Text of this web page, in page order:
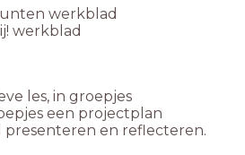
werkblad
werkblad
les, in groepjes
een projectplan
presenteren en reflecteren.